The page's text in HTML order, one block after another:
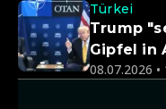
Türkei
Trump
Gipfel in
08.07.2026 •